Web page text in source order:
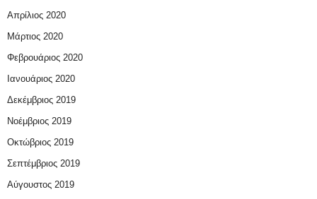
Απρίλιος 2020
Μάρτιος 2020
Φεβρουάριος 2020
Ιανουάριος 2020
Δεκέμβριος 2019
Νοέμβριος 2019
Οκτώβριος 2019
Σεπτέμβριος 2019
Αύγουστος 2019